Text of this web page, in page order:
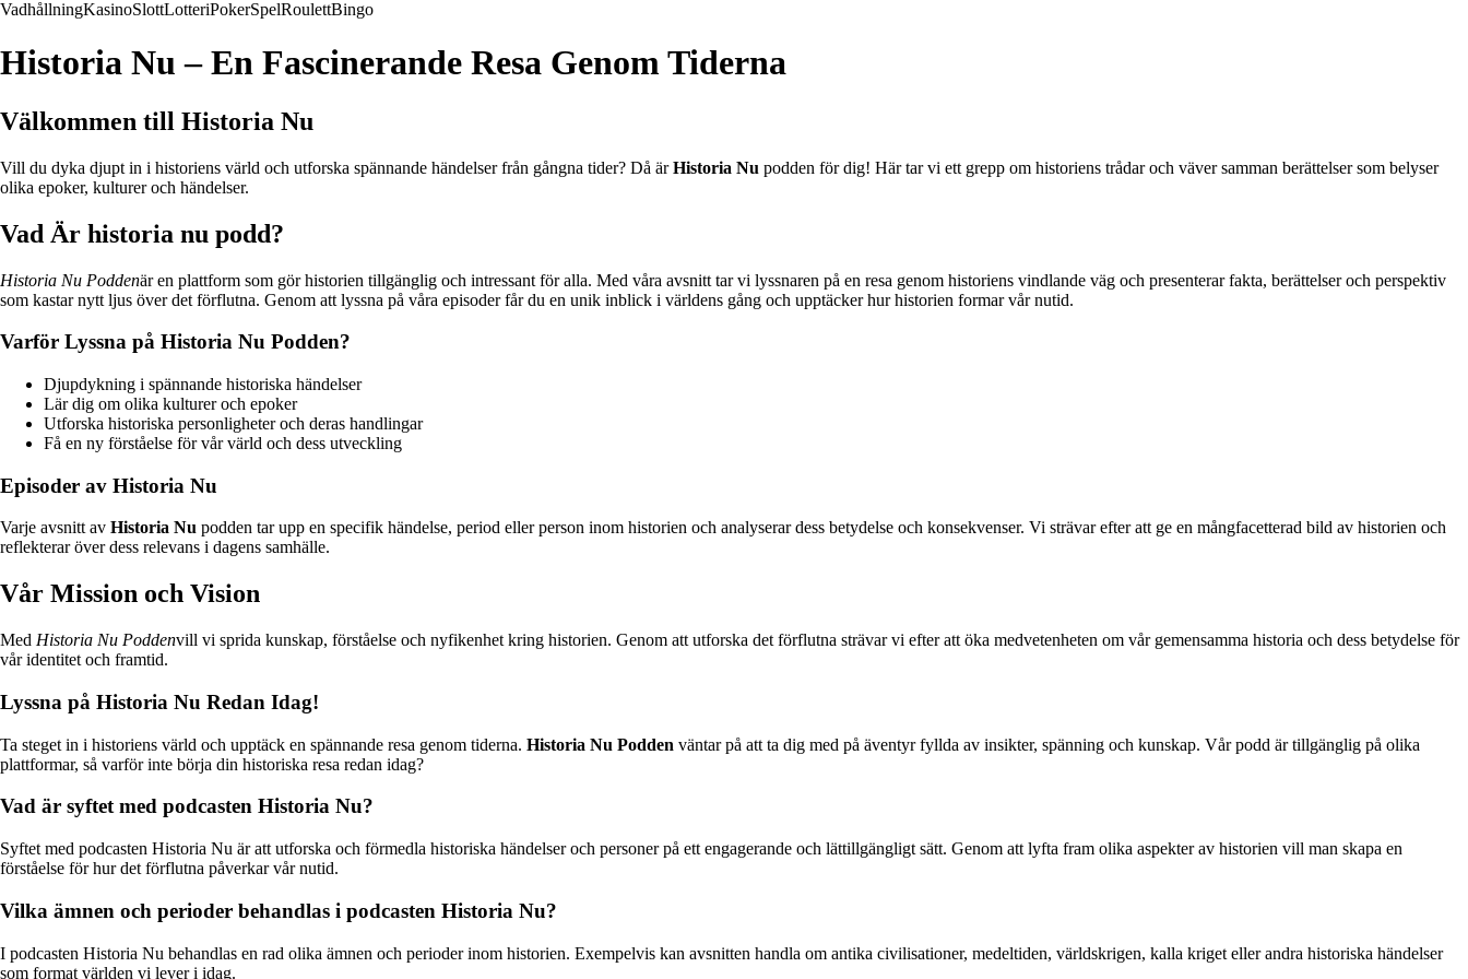
VadhållningKasinoSlottLotteriPokerSpelRoulettBingo
Historia Nu – En Fascinerande Resa Genom Tiderna
Välkommen till Historia Nu
Vill du dyka djupt in i historiens värld och utforska spännande händelser från gångna tider? Då ärHistoria Nu podden för dig! Här tar vi ett grepp om historiens trådar och väver samman berättelser som belyser
olika epoker, kulturer och händelser.
Vad Är historia nu podd?
Historia Nu Poddenär en plattform som gör historien tillgänglig och intressant för alla. Med våra avsnitt tar vi lyssnaren på en resa genom historiens vindlande väg och presenterar fakta, berättelser och perspektiv
som kastar nytt ljus över det förflutna. Genom att lyssna på våra episoder får du en unik inblick i världens gång och upptäcker hur historien formar vår nutid.
Varför Lyssna på Historia Nu Podden?
Djupdykning i spännande historiska händelser
Lär dig om olika kulturer och epoker
Utforska historiska personligheter och deras handlingar
Få en ny förståelse för vår värld och dess utveckling
Episoder av Historia Nu
Varje avsnitt av Historia Nu podden tar upp en specifik händelse, period eller person inom historien och analyserar dess betydelse och konsekvenser. Vi strävar efter att ge en mångfacetterad bild av historien och
reflekterar över dess relevans i dagens samhälle.
Vår Mission och Vision
Med Historia Nu Poddenvill vi sprida kunskap, förståelse och nyfikenhet kring historien. Genom att utforska det förflutna strävar vi efter att öka medvetenheten om vår gemensamma historia och dess betydelse för
vår identitet och framtid.
Lyssna på Historia Nu Redan Idag!
Ta steget in i historiens värld och upptäck en spännande resa genom tiderna. Historia Nu Podden väntar på att ta dig med på äventyr fyllda av insikter, spänning och kunskap. Vår podd är tillgänglig på olika
plattformar, så varför inte börja din historiska resa redan idag?
Vad är syftet med podcasten Historia Nu?
Syftet med podcasten Historia Nu är att utforska och förmedla historiska händelser och personer på ett engagerande och lättillgängligt sätt. Genom att lyfta fram olika aspekter av historien vill man skapa en
förståelse för hur det förflutna påverkar vår nutid.
Vilka ämnen och perioder behandlas i podcasten Historia Nu?
I podcasten Historia Nu behandlas en rad olika ämnen och perioder inom historien. Exempelvis kan avsnitten handla om antika civilisationer, medeltiden, världskrigen, kalla kriget eller andra historiska händelser
som format världen vi lever i idag.